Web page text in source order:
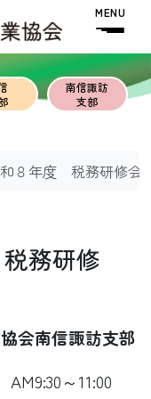
南信諏訪
支部
和８年度 税務研修
務研修
会南信諏訪支部
～11:00
MENU